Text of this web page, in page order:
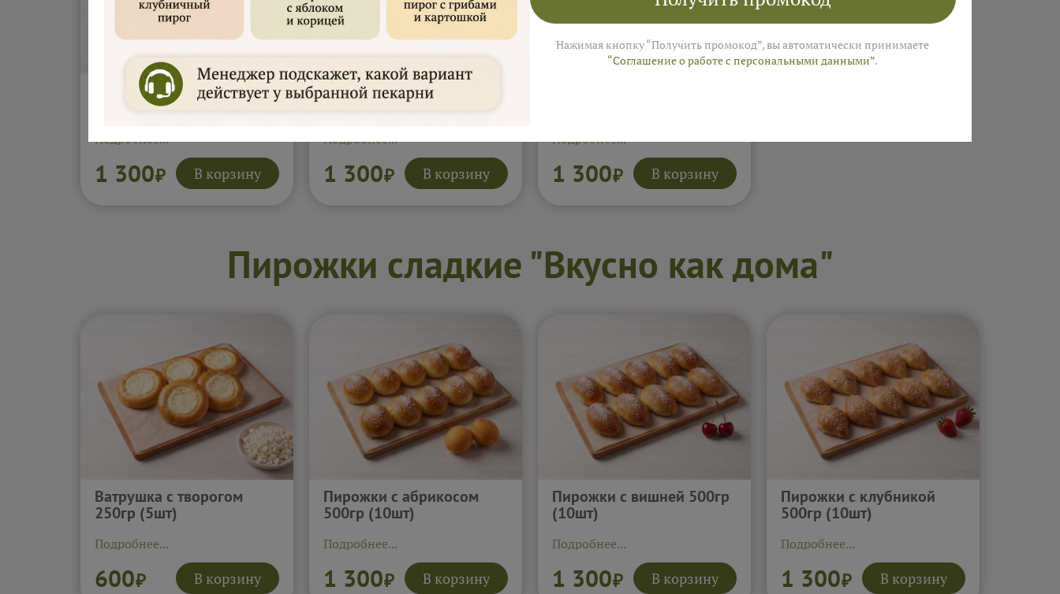
Пирожки с курицей 500гр
(10шт)
Подробнее...
1 300₽ В корзину
Пирожки с мясом 500гр
Подробнее...
1 300₽ В корзину
Подробнее...
1 300₽ В корзину
Пирожки сладкие "Вкусно как дома"
Ватрушка с творогом
250гр (5шт)
Подробнее...
600₽ В корзину
Пирожки с абрикосом
500гр (10шт)
Подробнее...
1 300₽ В корзину
Пирожки с вишней 500гр
(10шт)
Подробнее...
1 300₽ В корзину
Пирожки с клубникой
500гр (10шт)
Подробнее...
1 300₽ В корзину
Нажимая кнопку “Получить промокод”, вы автоматически принимаете
“Соглашение о работе с персональными данными”.